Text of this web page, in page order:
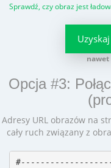
Sprawdź, czy obraz jest
nawet
Opcja #3:
Adresy URL obrazów na
cały ruch związany z